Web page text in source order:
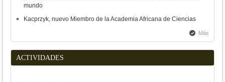
mundo
Kacprzyk, nuevo Miembro de la Academia Africana de Ciencias
Más
ACTIVIDADES